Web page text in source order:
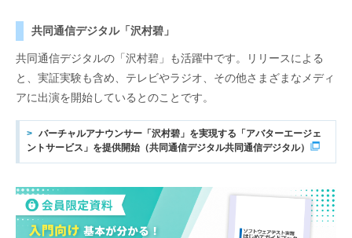
共同通信デジタル「沢村碧」
共同通信デジタルの「沢村碧」も活躍中です。リリースによる
と、実証実験も含め、テレビやラジオ、その他さまざまなメディ
アに出演を開始しているとのことです。
バーチャルアナウンサー「沢村碧」を実現する「アバターエージェ
ントサービス」を提供開始（共同通信デジタル共同通信デジタル）